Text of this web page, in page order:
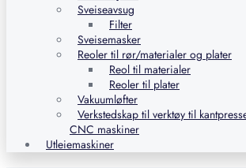
Sveiseavsug
Filter
Sveisemasker
Reoler til rør/materialer og plater
Reol til materialer
Reoler til plater
Vakuumløfter
Verkstedskap til verktøy til
CNC maskiner
Utleiemaskiner